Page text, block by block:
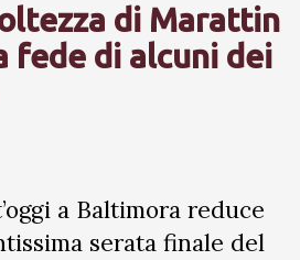
di Marattin
fede di alcuni dei
a Baltimora reduce
serata finale del